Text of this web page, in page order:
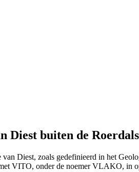
Diest buiten de
Diest, zoals gedefinieerd in het
VITO, onder de noemer VLAKO, in